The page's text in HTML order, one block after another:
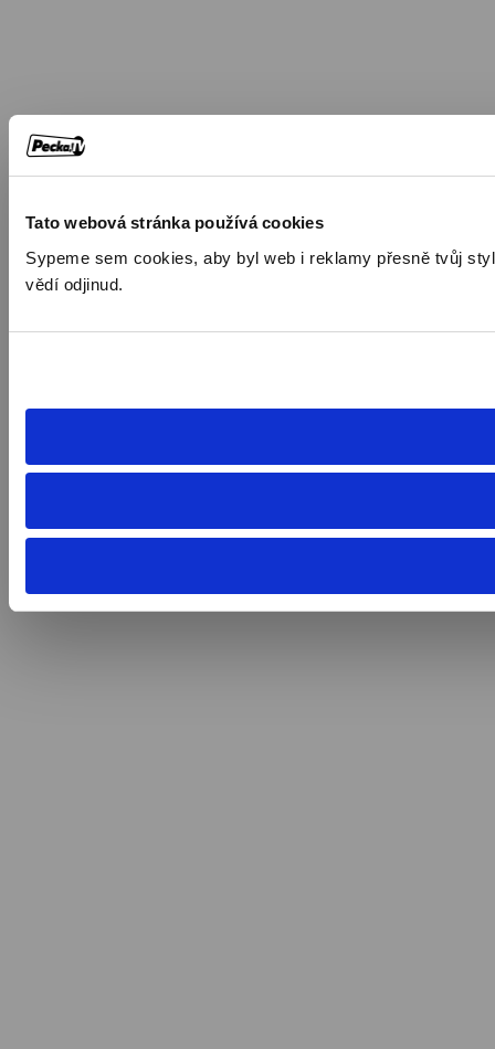
Tato webová stránka používá cookies
Sypeme sem cookies, aby byl web i reklamy přesně tvůj
vědí odjinud.